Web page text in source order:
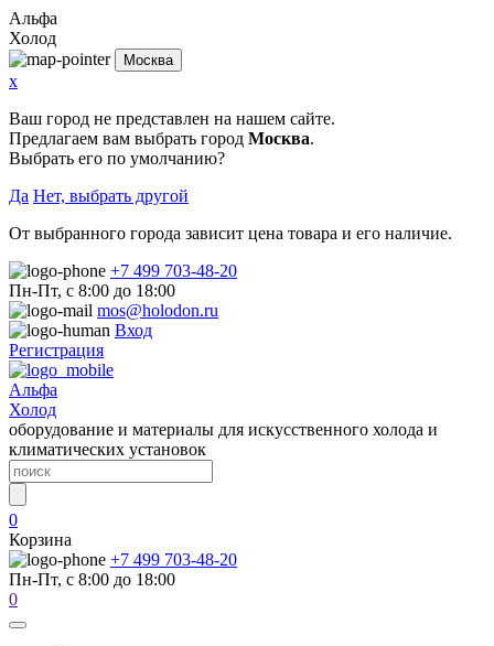
Альфа
Холод
Москва
x
Ваш город не представлен на нашем сайте.
Предлагаем вам выбрать город Москва.
Выбрать его по умолчанию?
Да Нет, выбрать другой
От выбранного города зависит цена товара и его наличие.
+7 499 703-48-20
Пн-Пт, с 8:00 до 18:00
mos@holodon.ru
Вход
Регистрация
Альфа
Холод
оборудование и материалы для искусственного холода и
климатических установок
0
Корзина
+7 499 703-48-20
Пн-Пт, с 8:00 до 18:00
0